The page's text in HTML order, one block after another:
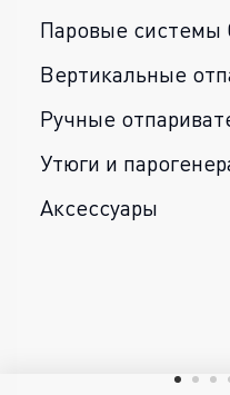
Паровые системы
Вертикальные
Ручные
Утюги и
Аксессуары